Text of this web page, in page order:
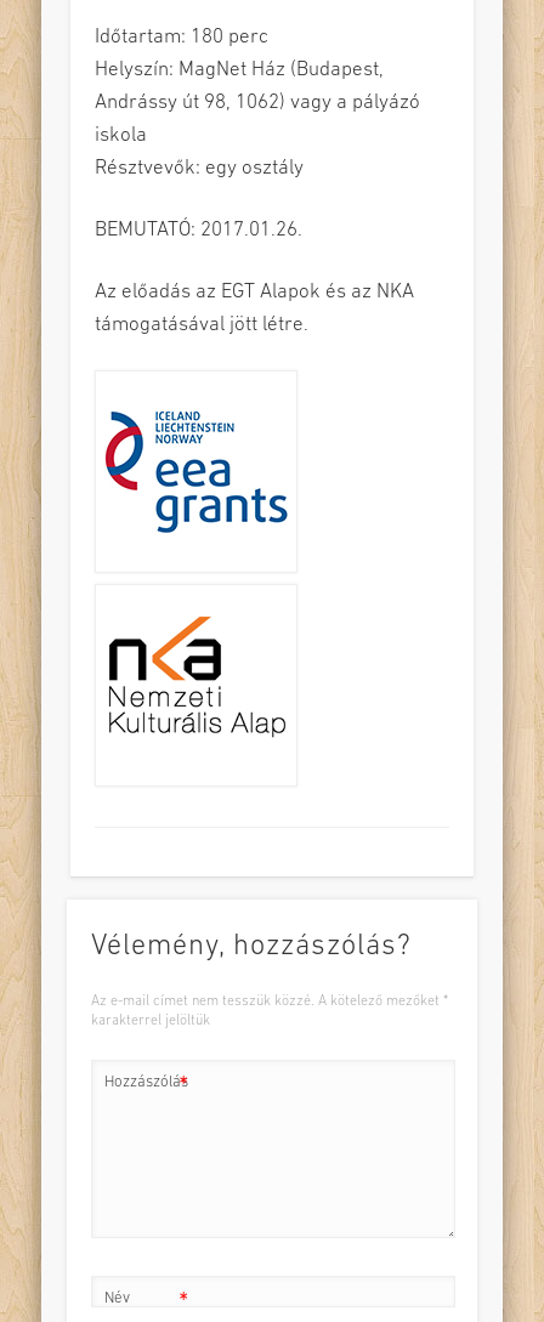
Időtartam: 180 perc
Helyszín: MagNet Ház (Budapest,
Andrássy út 98, 1062) vagy a pályázó
iskola
Résztvevők: egy osztály
BEMUTATÓ: 2017.01.26.
Az előadás az EGT Alapok és az NKA
támogatásával jött létre.
Vélemény, hozzászólás?
Az e-mail címet nem tesszük közzé. A kötelező mezőket *
karakterrel jelöltük
Hozzászólás
*
Név *